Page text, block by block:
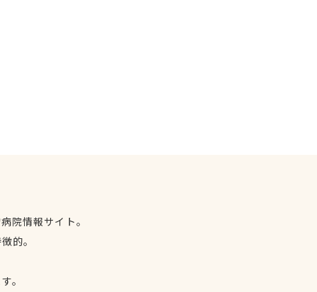
院情報サイト。
的。
。